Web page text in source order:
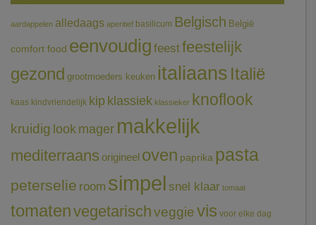
aardappelen alledaags aperitief basilicum Belgisch België
comfort food eenvoudig feestfeestelijk
gezond grootmoeders keuken italiaans Italië
kaas kindvriendelijk kip klassiek klassieker knoflook
kruidig look mager makkelijk
mediterraans origineel oven paprika pasta
peterselie room simpel snel klaar tomaat
tomatenvegetarischveggievis voor elke dag